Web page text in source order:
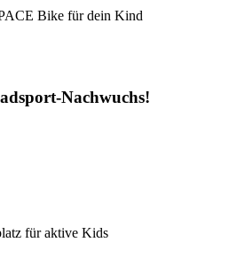
Bike für dein Kind
Nachwuchs!
für aktive Kids